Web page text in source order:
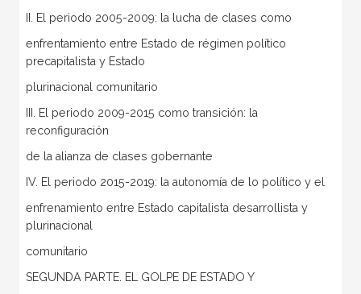
II. El periodo 2005-2009: la lucha de clases como
enfrentamiento entre Estado de régimen político
precapitalista y Estado
plurinacional comunitario
III. El periodo 2009-2015 como transición: la
reconfiguración
de la alianza de clases gobernante
IV. El periodo 2015-2019: la autonomía de lo político y el
enfrenamiento entre Estado capitalista desarrollista y
plurinacional
comunitario
SEGUNDA PARTE. EL GOLPE DE ESTADO Y